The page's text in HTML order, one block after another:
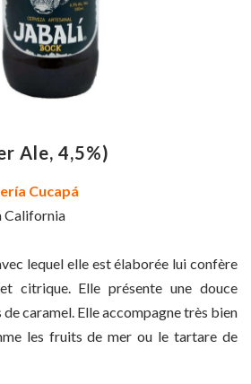
Ale, 4,5%)
Cucapá
California
lequel elle est élaborée lui confère
citrique. Elle présente une douce
caramel. Elle accompagne très bien
les fruits de mer ou le tartare de